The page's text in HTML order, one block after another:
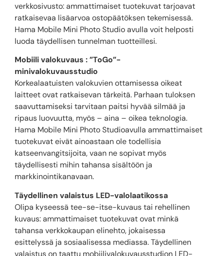
verkkosivusto: ammattimaiset tuotekuvat tarjoavat
ratkaisevaa lisäarvoa ostopäätöksen tekemisessä.
Hama Mobile Mini Photo Studio avulla voit helposti
luoda täydellisen tunnelman tuotteillesi.
Mobiili valokuvaus : ”ToGo”-
minivalokuvausstudio
Korkealaatuisten valokuvien ottamisessa oikeat
laitteet ovat ratkaisevan tärkeitä. Parhaan tuloksen
saavuttamiseksi tarvitaan paitsi hyvää silmää ja
ripaus luovuutta, myös – aina – oikea teknologia.
Hama Mobile Mini Photo Studioavulla ammattimaiset
tuotekuvat eivät ainoastaan ole todellisia
katseenvangitsijoita, vaan ne sopivat myös
täydellisesti mihin tahansa sisältöön ja
markkinointikanavaan.
Täydellinen valaistus LED-valolaatikossa
Olipa kyseessä tee-se-itse-kuvaus tai rehellinen
kuvaus: ammattimaiset tuotekuvat ovat minkä
tahansa verkkokaupan elinehto, jokaisessa
esittelyssä ja sosiaalisessa mediassa. Täydellinen
valaistus on taattu mobiilivalokuvausstudion LED-